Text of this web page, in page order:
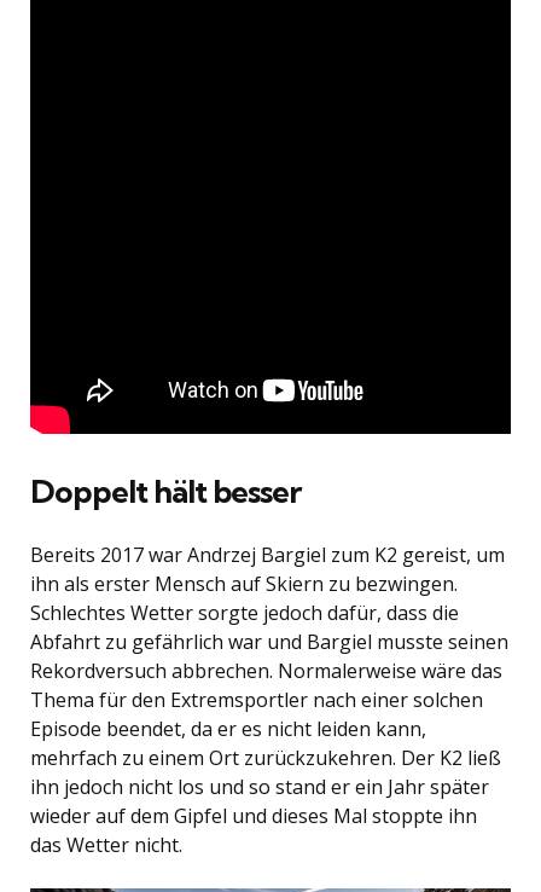
Doppelt hält besser
Bereits 2017 war Andrzej Bargiel zum K2 gereist, um
ihn als erster Mensch auf Skiern zu bezwingen.
Schlechtes Wetter sorgte jedoch dafür, dass die
Abfahrt zu gefährlich war und Bargiel musste seinen
Rekordversuch abbrechen. Normalerweise wäre das
Thema für den Extremsportler nach einer solchen
Episode beendet, da er es nicht leiden kann,
mehrfach zu einem Ort zurückzukehren. Der K2 ließ
ihn jedoch nicht los und so stand er ein Jahr später
wieder auf dem Gipfel und dieses Mal stoppte ihn
das Wetter nicht.